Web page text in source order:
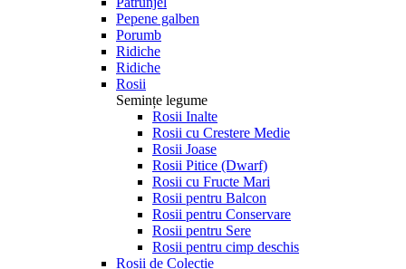
Pepene galben
Porumb
Ridiche
Ridiche
Rosii
Semințe legume
Rosii Inalte
Rosii cu Crestere Medie
Rosii Joase
Rosii Pitice (Dwarf)
Rosii cu Fructe Mari
Rosii pentru Balcon
Rosii pentru Conservare
Rosii pentru Sere
Rosii pentru cimp deschis
Rosii de Colectie